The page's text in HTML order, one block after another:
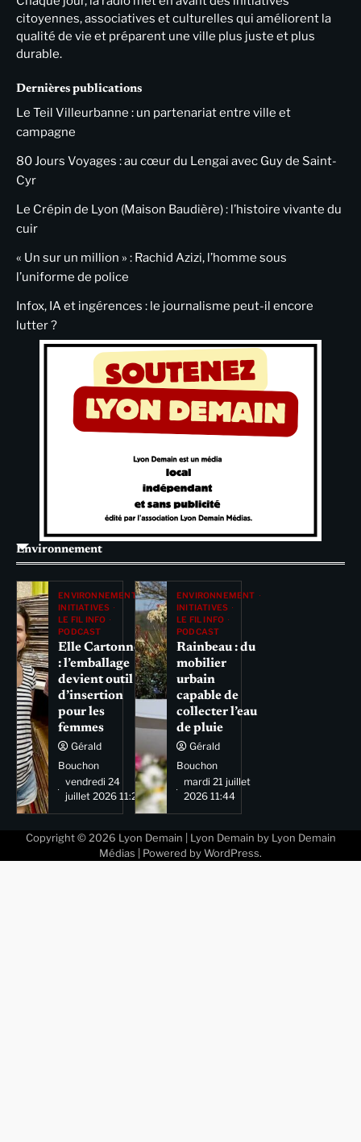
citoyennes, associatives et culturelles qui améliorent la
qualité de vie et préparent une ville plus juste et plus
durable.
Dernières publications
Le Teil Villeurbanne : un partenariat entre ville et
campagne
80 Jours Voyages : au cœur du Lengai avec Guy de Saint-
Cyr
Le Crépin de Lyon (Maison Baudière) : l’histoire vivante du
cuir
« Un sur un million » : Rachid Azizi, l’homme sous
l’uniforme de police
Infox, IA et ingérences : le journalisme peut-il encore
lutter ?
Environnement
ENVIRONNEMENT
INITIATIVES
LE FIL INFO
PODCAST
Elle Cartonne
: l’emballage
devient outil
d’insertion
pour les
femmes
Gérald
Bouchon
vendredi 24
juillet 2026 11:29
ENVIRONNEMENT
INITIATIVES
LE FIL INFO
PODCAST
Rainbeau : du
mobilier
urbain
capable de
collecter l’eau
de pluie
Gérald
Bouchon
mardi 21 juillet
2026 11:44
Copyright © 2026 Lyon Demain | Lyon Demain by Lyon Demain
Médias | Powered by WordPress.